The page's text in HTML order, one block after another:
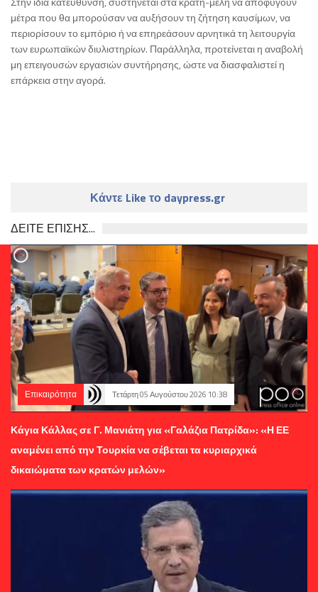
μέτρα που θα μπορούσαν να αυξήσουν τη ζήτηση καυσίμων, να
περιορίσουν το εμπόριο ή να επηρεάσουν αρνητικά τη λειτουργία
των ευρωπαϊκών διυλιστηρίων. Παράλληλα, προτείνεται η αναβολή
μη επειγουσών εργασιών συντήρησης, ώστε να διασφαλιστεί η
επάρκεια στην αγορά.
Κάντε Like το daypress.gr
ΔΕΙΤΕ ΕΠΙΣΗΣ...
Επικαιρότητα Τετάρτη 05 Αυγούστου 2026 10:38
Κάγια Κάλλας σε Γ. Μανιάτη για «Γαλάζια Πατρίδα»: «Η ΕΕ
αναμένει από την Τουρκία να σέβεται τα κυριαρχικά
δικαιώματα των κρατών μελών»